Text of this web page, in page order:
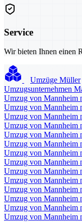
Service
Wir bieten Ihnen einen
Umzüge Müller
Umzugsunternehmen
Umzug von Mannheim
Umzug von Mannheim
Umzug von Mannheim
Umzug von Mannheim
Umzug von Mannheim
Umzug von Mannheim
Umzug von Mannheim
Umzug von Mannheim
Umzug von Mannheim
Umzug von Mannheim
Umzug von Mannheim
Umzug von Mannheim
Umzug von Mannheim
Umzug von Mannheim